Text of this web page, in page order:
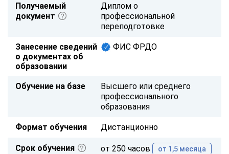
Получаемый
документ
Диплом о
профессиональной
переподготовке
Занесение сведений
о документах об
образовании
ФИС ФРДО
Обучение на базе
Высшего или среднего
профессионального
образования
Формат обучения Дистанционно
Срок обучения от 250 часов от 1,5 месяца